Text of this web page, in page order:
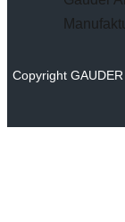
Copyright